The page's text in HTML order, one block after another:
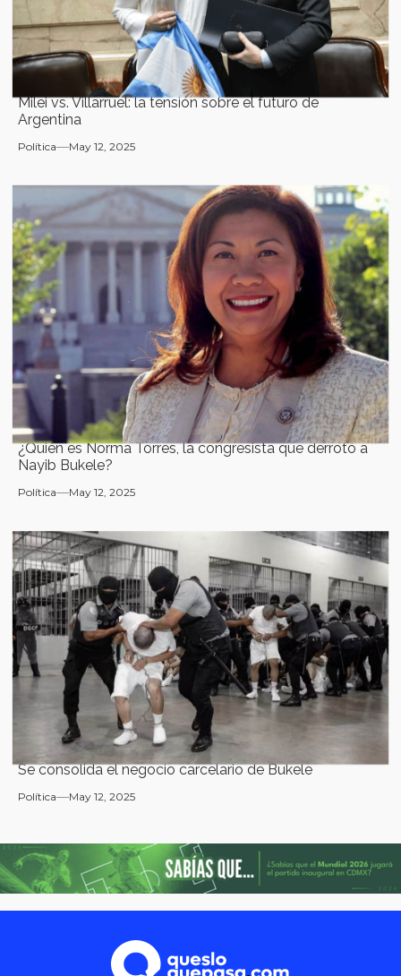
Milei vs. Villarruel: la tensión sobre el futuro de
Argentina
Política May 12, 2025
¿Quién es Norma Torres, la congresista que derrotó a
Nayib Bukele?
Política May 12, 2025
Se consolida el negocio carcelario de Bukele
Política May 12, 2025